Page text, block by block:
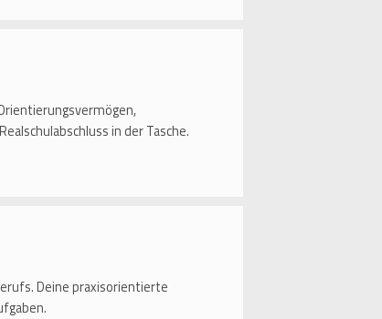
in der Tasche.
Deine praxisorientierte